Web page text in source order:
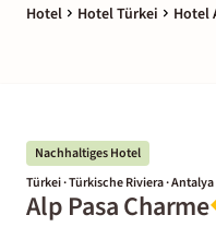
Hotel Hotel Türkei Hotel
Nachhaltiges Hotel
Türkei · Türkische Riviera · Antalya
Alp Pasa Charme